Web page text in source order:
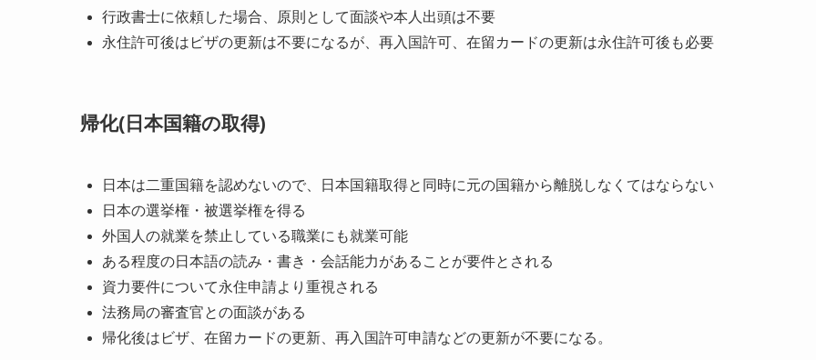
行政書士に依頼した場合、原則として面談や本人出頭は不要
永住許可後はビザの更新は不要になるが、再入国許可、在留カードの更新は永住許可後も必要
帰化(日本国籍の取得)
日本は二重国籍を認めないので、日本国籍取得と同時に元の国籍から離脱しなくてはならない
日本の選挙権・被選挙権を得る
外国人の就業を禁止している職業にも就業可能
ある程度の日本語の読み・書き・会話能力があることが要件とされる
資力要件について永住申請より重視される
法務局の審査官との面談がある
帰化後はビザ、在留カードの更新、再入国許可申請などの更新が不要になる。